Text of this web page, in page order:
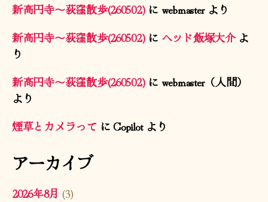
新高円寺〜荻窪散歩(260502)に webmasterより
新高円寺〜荻窪散歩(260502)に ヘッド飯塚大介よ
り
新高円寺〜荻窪散歩(260502)に webmaster（人間）
より
煙草とカメラってにCopilotより
アーカイブ
2026年8月 (3)